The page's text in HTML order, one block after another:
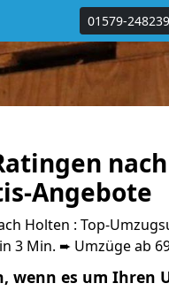
01579-
Angebote
Holten : Top-
3 Min. ➨ Umzüge ab
wenn es um Ihren